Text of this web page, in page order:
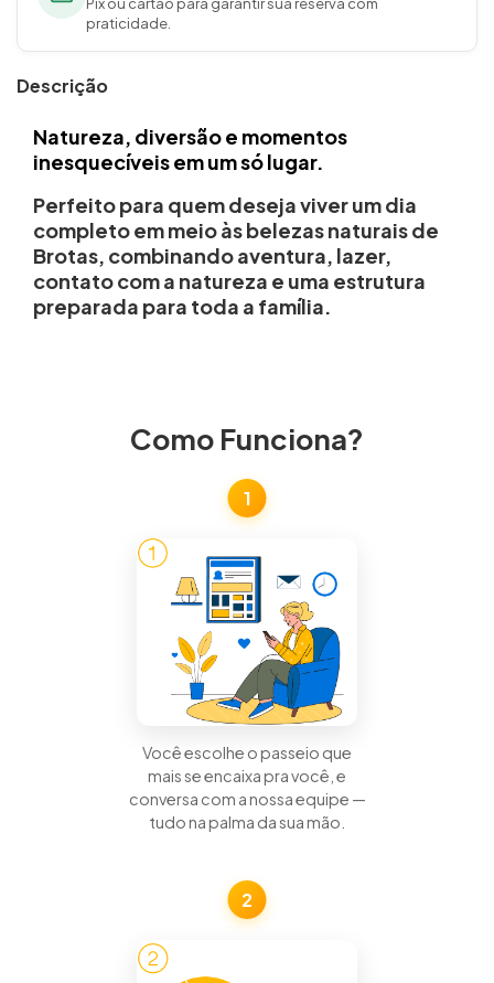
praticidade.
Descrição
Natureza, diversão e momentos
inesquecíveis em um só lugar.
Perfeito para quem deseja viver um dia
completo em meio às belezas naturais de
Brotas, combinando aventura, lazer,
contato com a natureza e uma estrutura
preparada para toda a família.
Como Funciona?
1
Você escolhe o passeio que
mais se encaixa pra você, e
conversa com a nossa equipe —
tudo na palma da sua mão.
2